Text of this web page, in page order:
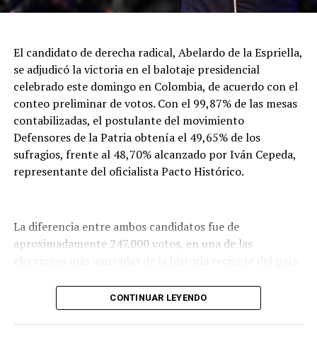
El candidato de derecha radical, Abelardo de la Espriella,
se adjudicó la victoria en el balotaje presidencial
celebrado este domingo en Colombia, de acuerdo con el
conteo preliminar de votos. Con el 99,87% de las mesas
contabilizadas, el postulante del movimiento
Defensores de la Patria obtenía el 49,65% de los
sufragios, frente al 48,70% alcanzado por Iván Cepeda,
representante del oficialista Pacto Histórico.
La diferencia entre ambos candidatos fue de
aproximadamente 247.000 votos, en una de las
No obstante, el resultado aún no fue oficializado. Tanto
el presidente saliente, Gustavo Petro, como el candidato
oficialista, Iván Cepeda, pidieron esperar el escrutinio
CONTINUAR LEYENDO